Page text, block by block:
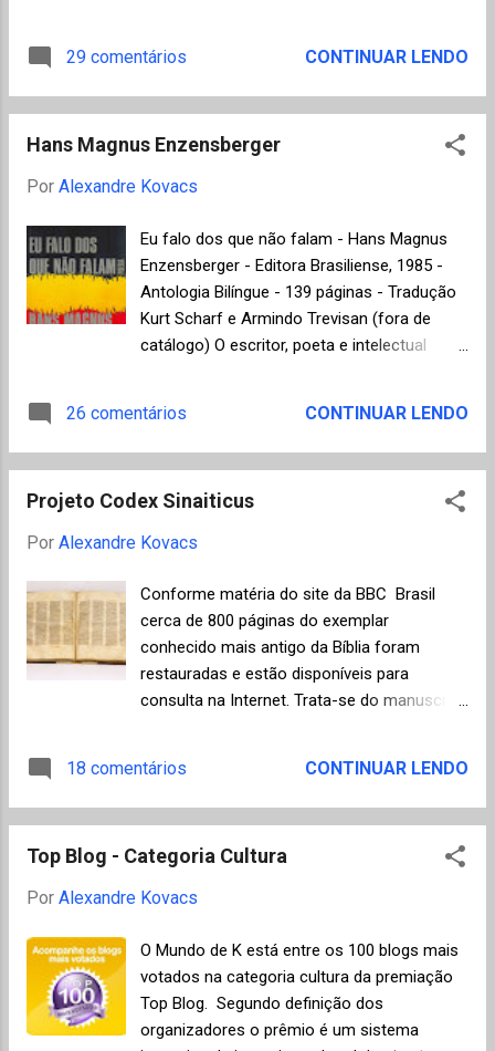
Toibin, Colm - Brooklyn Trevor, William - Love
afetivo com um animal de estimação
(desconfio sempre desse tipo de pessoa),
contos narrados por mestres da literatura
de todas as épocas como Honoré de Balzac
Turguêniev , Anton Tchekhov , Machado de
Assis , Thomas Mann , Luigi Pirandello ,
Mario Benedetti , entre muitos outros. No
final, os contos acabam falando mais e,
principalmente, do comportamento do
homem e, sobretudo, do que ele tem de
animais. Flávio Moreira da Costa se saiu
Antologia de sucesso, depois de Os
melhores contos de loucura (Ediouro, 2007 -
melhores contos...
29 comentários CONTINUAR LENDO
Hans Magnus Enzensberger
Por Alexandre Kovacs
Eu falo dos que não falam - Hans Magnus
Enzensberger - Editora Brasiliense, 1985 -
Antologia Bilíngue - 139 páginas - Tradução
Kurt Scharf e Armindo Trevisan (fora de
catálogo) O escritor, poeta e intelectual
vivos da língua alemã. Nascido em 1929 na
Baviera, viveu a sua infância durante o
de reconstrução econômica da Alemanha.
radical, tendo residido em Cuba nos anos
sessenta. Foi considerado um sucessor do
filósofo Theodor Adorno e, no campo da
poesia, de Bertold Brecht. Seus ensaios e
obras literárias ficaram famosos pela
importante marco da renovação literária
Universidade de Frankfurt. Em evento
organizado no mês passado pelo Instituto
26 comentários CONTINUAR LENDO
Projeto Codex Sinaiticus
Por Alexandre Kovacs
Conforme matéria do site da BBC Brasil
cerca de 800 páginas do exemplar
conhecido mais antigo da Bíblia foram
restauradas e estão disponíveis para
consulta na Internet. Trata-se do manuscrito
pergaminho no século IV. Por 1,5 mil anos, o
manuscrito ficou preservado em um
nome " Codex Sinaiticus " literalmente
significa " O Livro do Sinai ". Em 1844, ele foi
Alemanha, Egito e Rússia. Acredita-se que o
documento resistiu ao tempo porque o ar
do deserto é ideal para a conservação do
pergaminho, e porque o mosteiro
permaneceu intocado por todos esses
18 comentários CONTINUAR LENDO
Top Blog - Categoria Cultura
Por Alexandre Kovacs
O Mundo de K está entre os 100 blogs mais
votados na categoria cultura da premiação
Top Blog. Segundo definição dos
organizadores o prêmio é um sistema